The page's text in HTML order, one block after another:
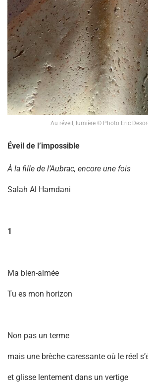
Au réveil, lumière © Photo Eric
Éveil de l’impossible
À la fille de l’Aubrac, encore une fois
Salah Al Hamdani
1
Ma bien-aimée
Tu es mon horizon
Non pas un terme
mais une brèche caressante où le réel
et glisse lentement dans un vertige